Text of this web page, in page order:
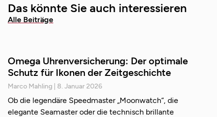
Das könnte Sie auch interessieren
Alle Beiträge
Omega Uhrenversicherung: Der optimale
Schutz für Ikonen der Zeitgeschichte
Marco Mahling 8. Januar 2026
Ob die legendäre Speedmaster „Moonwatch“, die
elegante Seamaster oder die technisch brillante